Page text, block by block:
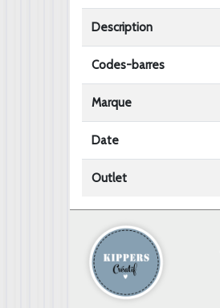
Description
Codes-barres
Marque
Date
Outlet